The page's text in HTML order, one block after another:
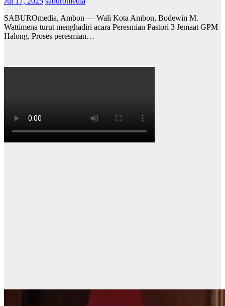
SABUROmedia, Ambon — Wali Kota Ambon, Bodewin M.
Wattimena turut menghadiri acara Peresmian Pastori 3 Jemaat GPM
Halong. Proses peresmian…